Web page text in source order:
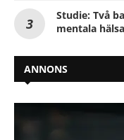
Studie: Två
mentala hälsa
ANNONS